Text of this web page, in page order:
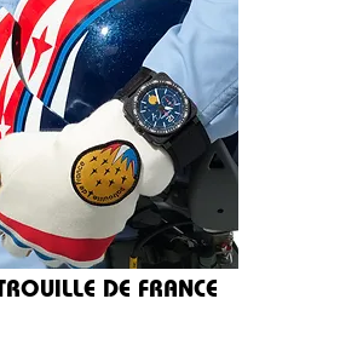
DE FRANCE